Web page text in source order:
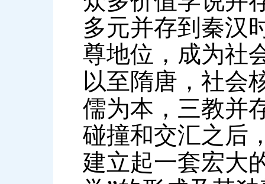
多元并存到秦汉
尊地位，成为社
以至隋唐，社会
儒为本，三教并
碰撞和交汇之后
建立起一套宏大